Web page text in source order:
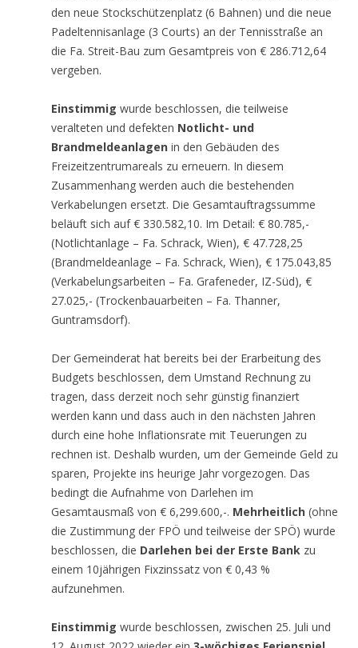
den neue Stockschützenplatz (6 Bahnen) und die neue
Padeltennisanlage (3 Courts) an der Tennisstraße an
die Fa. Streit-Bau zum Gesamtpreis von € 286.712,64
vergeben.
Einstimmig wurde beschlossen, die teilweise
veralteten und defekten Notlicht- und
Brandmeldeanlagen in den Gebäuden des
Freizeitzentrumareals zu erneuern. In diesem
Zusammenhang werden auch die bestehenden
Verkabelungen ersetzt. Die Gesamtauftragssumme
beläuft sich auf € 330.582,10. Im Detail: € 80.785,-
(Notlichtanlage – Fa. Schrack, Wien), € 47.728,25
(Brandmeldeanlage – Fa. Schrack, Wien), € 175.043,85
(Verkabelungsarbeiten – Fa. Grafeneder, IZ-Süd), €
27.025,- (Trockenbauarbeiten – Fa. Thanner,
Guntramsdorf).
Der Gemeinderat hat bereits bei der Erarbeitung des
Budgets beschlossen, dem Umstand Rechnung zu
tragen, dass derzeit noch sehr günstig finanziert
werden kann und dass auch in den nächsten Jahren
durch eine hohe Inflationsrate mit Teuerungen zu
rechnen ist. Deshalb wurden, um der Gemeinde Geld zu
sparen, Projekte ins heurige Jahr vorgezogen. Das
bedingt die Aufnahme von Darlehen im
Gesamtausmaß von € 6,299.600,-. Mehrheitlich (ohne
die Zustimmung der FPÖ und teilweise der SPÖ) wurde
beschlossen, die Darlehen bei der Erste Bank zu
einem 10jährigen Fixzinssatz von € 0,43 %
aufzunehmen.
Einstimmig wurde beschlossen, zwischen 25. Juli und